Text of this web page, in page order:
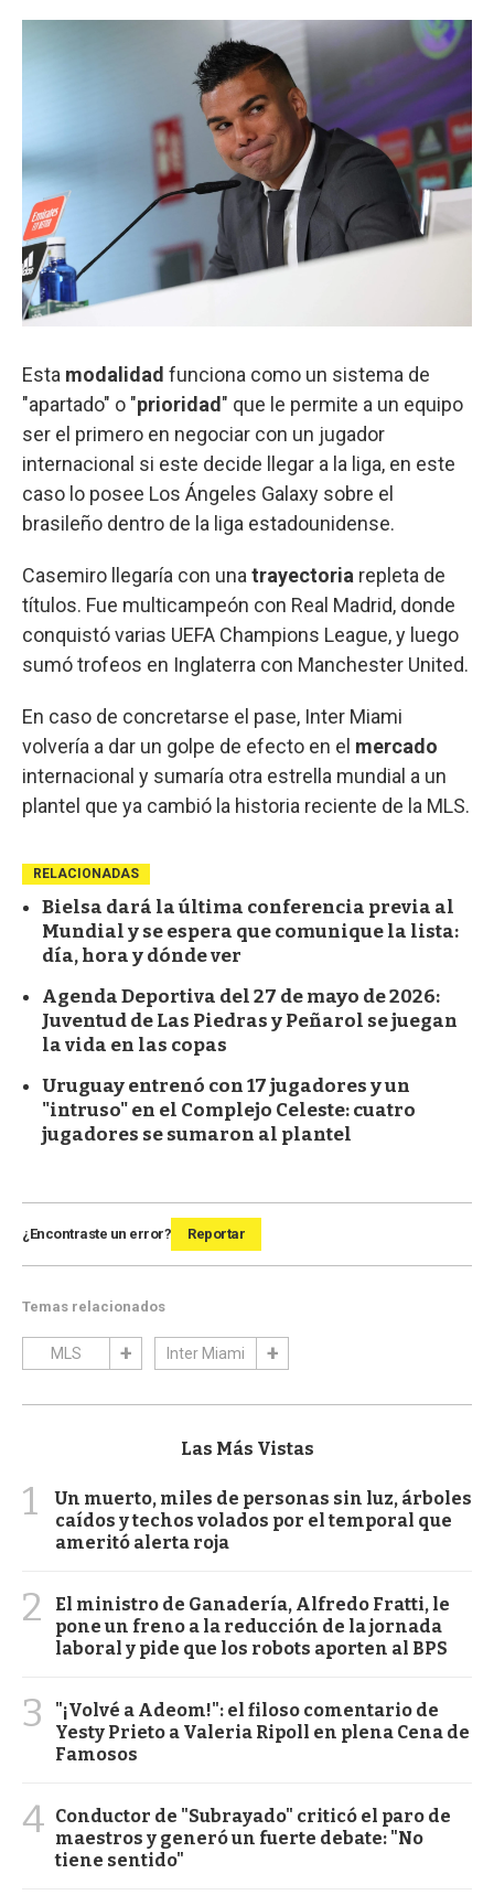
Esta modalidad funciona como un sistema de
"apartado" o "prioridad " que le permite a un equipo
ser el primero en negociar con un jugador
internacional si este decide llegar a la liga, en este
caso lo posee Los Ángeles Galaxy sobre el
brasileño dentro de la liga estadounidense.
Casemiro llegaría con una trayectoria repleta de
títulos. Fue multicampeón con Real Madrid, donde
conquistó varias UEFA Champions League, y luego
sumó trofeos en Inglaterra con Manchester United.
En caso de concretarse el pase, Inter Miami
volvería a dar un golpe de efecto en el mercado
internacional y sumaría otra estrella mundial a un
plantel que ya cambió la historia reciente de la MLS.
RELACIONADAS
Bielsa dará la última conferencia previa al
Mundial y se espera que comunique la lista:
día, hora y dónde ver
Agenda Deportiva del 27 de mayo de 2026:
Juventud de Las Piedras y Peñarol se juegan
la vida en las copas
Uruguay entrenó con 17 jugadores y un
"intruso" en el Complejo Celeste: cuatro
jugadores se sumaron al plantel
¿Encontraste un error? Reportar
Temas relacionados
MLS Inter Miami
Las Más Vistas
1
Un muerto, miles de personas sin luz, árboles
caídos y techos volados por el temporal que
ameritó alerta roja
2
El ministro de Ganadería, Alfredo Fratti, le
pone un freno a la reducción de la jornada
laboral y pide que los robots aporten al BPS
3
"¡Volvé a Adeom!": el filoso comentario de
Yesty Prieto a Valeria Ripoll en plena Cena de
Famosos
4 Conductor de "Subrayado" criticó el paro de
maestros y generó un fuerte debate: "No
tiene sentido"